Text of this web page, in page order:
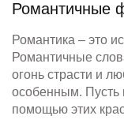
Романтичные
Романтика – это
Романтичные
огонь страсти и
особенным. Пусть
помощью этих